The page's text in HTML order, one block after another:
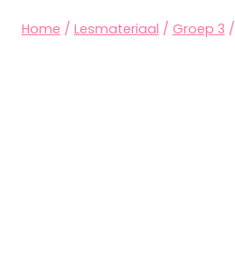
Home / Lesmateriaal / Groep 3 /